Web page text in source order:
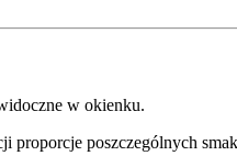
w okienku.
proporcje poszczególnych